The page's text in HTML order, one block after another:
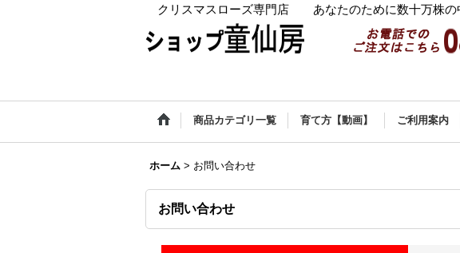
クリスマスローズ専門店 あなたのために数十万株の
商品カテゴリ一覧 育て方【動画】 ご利用案内
ホーム > お問い合わせ
お問い合わせ